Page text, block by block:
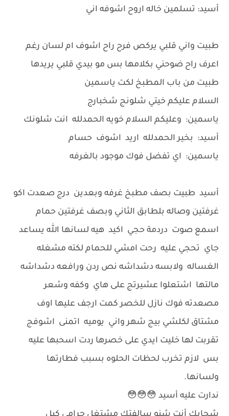
أسيد: تسلمين خاله اروح اشوفه اني
طبيت واني قلبي يركص فرح راح اشوف ام لسان رغم
اعرف راح ضوحني بكلامها بس مو بيدي قلبي يريدها
طبيت من باب المطبخ لكت ياسمين
السلام عليكم خيتي شلونج شخبارج
ياسمين: وعليكم السلام خويه الحمدلله انت شلونك
أسيد: بخير الحمدلله اريد اشوف حسام
ياسمين: اي تفضل فوك موجود بالغرفه
أسيد طبيت بصف مطبخ غرفه وبعدين درج صعدت اكو
غرفتين وصاله بلطابق الثاني وبصف غرفتين حمام
اسمع صوت دردمة حجي اكيد هيه لسانها الله يساعد
جاي تحجي عليه رحت امشي للحمام لكته مشغله
الغساله ولابسه دشداشه نص ردن ورافعه دشداشه
مالتها اشتعلوا عشيرتج على هاي وكفه وشعر
مصعدته فوك نازل للخصر كمت ارجف عليها اوف
مشتاق لكلشي بيج شهر واني يوميه اتمنى اشوفج
تقربت لها خليت ايدي على خصرها ردت اسحبها عليه
بس لازم تخرب لحظات الحلوه بسبب فطارتها
ولسانها.
ندارت عليه أسيد 😳😳😳